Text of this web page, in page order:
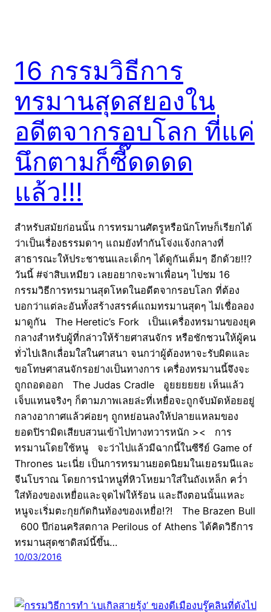
16 กรรมวิธีการ
ทรมานสุดสยองใน
อดีตจากรอบโลก ที่แค่
นึกตามก็ซี๊ดดดด
แล้ว!!!
สำหรับสมัยก่อนนั้น การทรมานศัตรูหรือนักโทษก็เรียกได้
ว่าเป็นเรื่องธรรมดาๆ แถมยังทำกันโจ่งแจ้งกลางที่
สาธารณะให้ประชาชนและเด็กๆ ได้ดูกันเต็มๆ อีกด้วย!!?
วันนี้ #จ่าสิบเหมียว เลยอยากจะพาเพื่อนๆ ไปชม 16
กรรมวิธีการทรมานสุดโหดในอดีตจากรอบโลก ที่ต้อง
บอกว่าแต่ละอันทั้งสร้างสรรค์แถมทรมานสุดๆ ไม่เชื่อลอง
มาดูกัน The Heretic’s Fork เป็นเเครื่องทรมานของยุค
กลางสำหรับผู้ที่กล่าวให้ร้ายศาสนจักร หรือชักชวนให้ผู้คน
ทั่วไปเลิกเลื่อมใสในศาสนา จนกว่าผู้ต้องหาจะรับผิดและ
ขอโทษศาสนจักรอย่างเป็นทางการ เครื่องทรมานนี้จึงจะ
ถูกถอดออก The Judas Cradle อูยยยยยย เห็นแล้ว
เจ็บแทนจริงๆ ก็ตามภาพเลยล่ะที่เหยื่อจะถูกจับมัดห้อยอยู่
กลางอากาศแล้วค่อยๆ ถูกหย่อนลงให้ปลายแหลมของ
ยอดปิรามิดเสียบสวนเข้าไปทางทวารหนัก >< การ
ทรมานโดยใช้หนู จะว่าไปแล้วมีฉากนี้ในซีรีย์ Game of
Thrones นะเนี่ย เป็นการทรมานยอดนิยมในเยอรมนีและ
จีนโบราณ โดยการนำหนูที่หิวโหยมาใส่ในถังเหล็ก คว่ำ
ใส่ท้องของเหยื่อและจุดไฟให้ร้อน และถึงตอนนั้นแหละ
หนูจะเริ่มตะกุยกัดกินท้องของเหยื่อ!?! The Brazen Bull
600 ปีก่อนคริสตกาล Perilous of Athens ได้คิดวิธีการ
ทรมานสุดซาดิสม์นี้ขึ้น…
10/03/2016